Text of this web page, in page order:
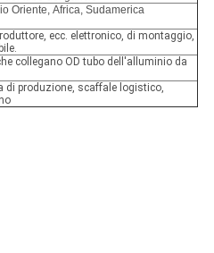
Oriente, Africa, Sudamerica
ecc. elettronico, di montaggio,
collegano OD tubo dell'alluminio da
di produzione, scaffale logistico,